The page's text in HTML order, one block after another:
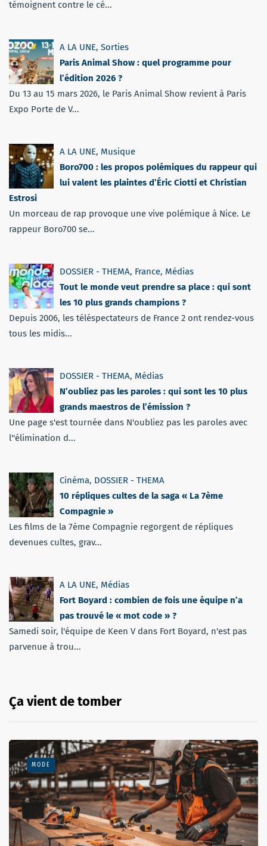
témoignent contre le cé...
A LA UNE, Sorties
Paris Animal Show : quel programme pour
l’édition 2026 ?
Du 13 au 15 mars 2026, le Paris Animal Show revient à Paris
Expo Porte de V...
A LA UNE, Musique
Boro700 : les propos polémiques du rappeur qui
lui valent les plaintes d’Éric Ciotti et Christian
Estrosi
Un morceau de rap provoque une vive polémique à Nice. Le
rappeur Boro700 se...
DOSSIER - THEMA, France, Médias
Tout le monde veut prendre sa place : qui sont
les 10 plus grands champions ?
Depuis 2006, les téléspectateurs de France 2 ont rendez-vous
tous les midis...
DOSSIER - THEMA, Médias
N’oubliez pas les paroles : qui sont les 10 plus
grands maestros de l’émission ?
Une page s'est tournée dans N'oubliez pas les paroles avec
l''élimination d...
Cinéma, DOSSIER - THEMA
10 répliques cultes de la saga « La 7ème
Compagnie »
Les films de la 7ème Compagnie regorgent de répliques
devenues cultes, grav...
A LA UNE, Médias
Fort Boyard : combien de fois une équipe n’a
pas trouvé le « mot code » ?
Samedi soir, l'équipe de Keen V dans Fort Boyard, n'est pas
parvenue à trou...
Ça vient de tomber
MODE